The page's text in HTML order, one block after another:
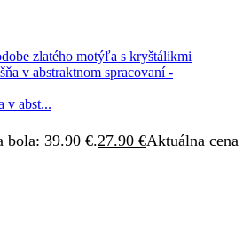
v abst...
bola: 39.90 €.27.90 €Aktuálna cena